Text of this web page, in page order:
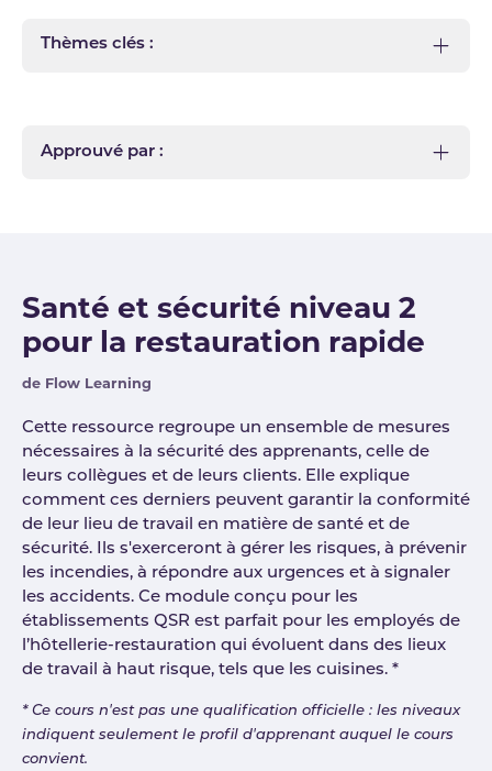
Thèmes clés :
Approuvé par :
Santé et sécurité niveau 2
pour la restauration rapide
de Flow Learning
Cette ressource regroupe un ensemble de mesures
nécessaires à la sécurité des apprenants, celle de
leurs collègues et de leurs clients. Elle explique
comment ces derniers peuvent garantir la conformité
de leur lieu de travail en matière de santé et de
sécurité. Ils s'exerceront à gérer les risques, à prévenir
les incendies, à répondre aux urgences et à signaler
les accidents. Ce module conçu pour les
établissements QSR est parfait pour les employés de
l’hôtellerie-restauration qui évoluent dans des lieux
de travail à haut risque, tels que les cuisines. *
* Ce cours n'est pas une qualification officielle : les niveaux
indiquent seulement le profil d'apprenant auquel le cours
convient.